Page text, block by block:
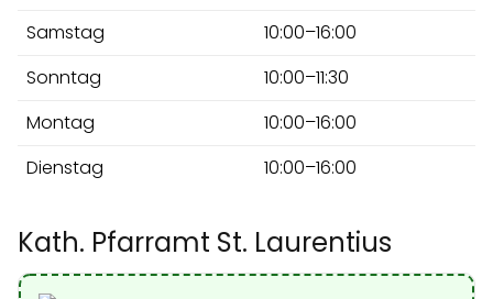
Samstag
10:00–16:00
Sonntag
10:00–11:30
Montag
10:00–16:00
Dienstag
10:00–16:00
Kath. Pfarramt St. Laurentius